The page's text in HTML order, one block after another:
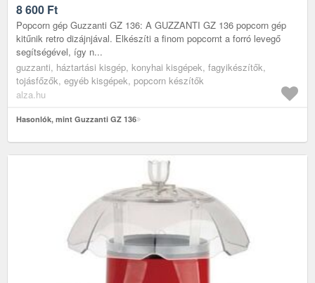
8 600 Ft
Popcorn gép Guzzanti GZ 136: A GUZZANTI GZ 136 popcorn gép
kitűnik retro dizájnjával. Elkészíti a finom popcornt a forró levegő
segítségével, így n...
guzzanti, háztartási kisgép, konyhai kisgépek, fagyikészítők,
tojásfőzők, egyéb kisgépek, popcorn készítők
alza.hu
Hasonlók, mint Guzzanti GZ 136